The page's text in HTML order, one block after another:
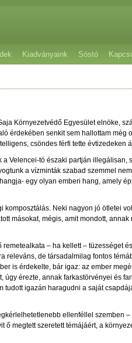
Kiadványaink Sóstó
Környezetvédő Egyesület elnöke,
érdekében senkit sem hallottam még
csöndes férfi tette évtizedeken
Velencei-tó északi partján illegálisan,
a vízminták szabad szemmel
egy olyan emberi hang, amely
Neki nagyon jó ötletei
másokat, mégis, amit mondott,
– ha kellett – tüzességet
releváns, de társadalmilag fontos
is érdekelte, bár igaz: az ember
érezte, annak farkastörvényei és
igazán haragudni a saját
ellenféllel szemben
megtett szeretett témájáért, a